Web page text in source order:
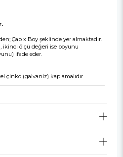
Çap x Boy şeklinde yer almaktadır.
ikinci ölçü değeri ise boyunu
ifade eder.
çinko (galvaniz) kaplamalıdır.